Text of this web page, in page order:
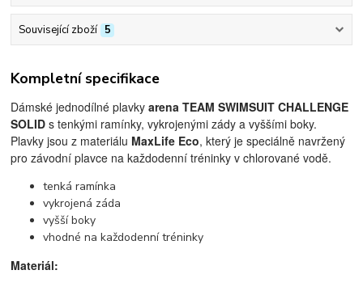
Související zboží 5
Kompletní specifikace
Dámské jednodílné plavkyarena TEAM SWIMSUIT CHALLENGE
SOLID s tenkými ramínky, vykrojenými zády a vyššími boky.
Plavky jsou z materiálu MaxLife Eco, který je speciálně navržený
pro závodní plavce na každodenní tréninky v chlorované vodě.
tenká ramínka
vykrojená záda
vyšší boky
vhodné na každodenní tréninky
Materiál: